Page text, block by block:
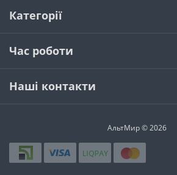
Категорії
Час роботи
Наші контакти
АльтМир © 2026